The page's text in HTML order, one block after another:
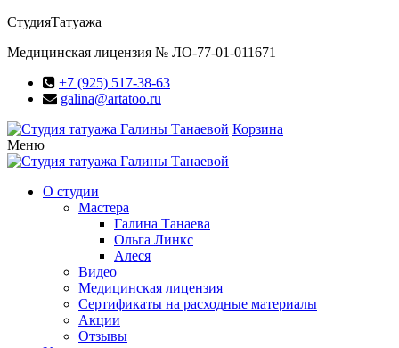
СтудияТатуажа
Медицинская лицензия № ЛО-77-01-011671
+7 (925) 517-38-63
galina@artatoo.ru
Корзина
Меню
О студии
Мастера
Галина Танаева
Ольга Линкс
Алеся
Видео
Медицинская лицензия
Сертификаты на расходные материалы
Акции
Отзывы